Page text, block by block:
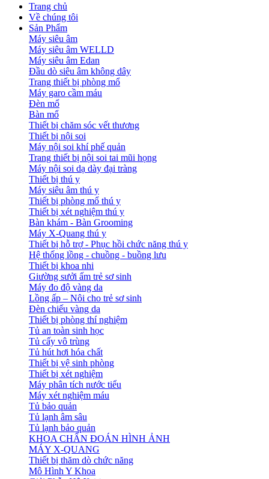
Trang chủ
Về chúng tôi
Sản Phẩm
Máy siêu âm
Máy siêu âm WELLD
Máy siêu âm Edan
Đầu dò siêu âm không dây
Trang thiết bị phòng mổ
Máy garo cầm máu
Đèn mổ
Bàn mổ
Thiết bị chăm sóc vết thương
Thiết bị nội soi
Máy nội soi khí phế quản
Trang thiết bị nội soi tai mũi họng
Máy nội soi dạ dày đại tràng
Thiết bị thú y
Máy siêu âm thú y
Thiết bị phòng mổ thú y
Thiết bị xét nghiệm thú y
Bàn khám - Bàn Grooming
Máy X-Quang thú y
Thiết bị hỗ trợ - Phục hồi chức năng thú y
Hệ thống lồng - chuồng - buồng lưu
Thiết bị khoa nhi
Giường sưởi ấm trẻ sơ sinh
Máy đo độ vàng da
Lồng ấp – Nôi cho trẻ sơ sinh
Đèn chiếu vàng da
Thiết bị phòng thí nghiệm
Tủ an toàn sinh học
Tủ cấy vô trùng
Tủ hút hơi hóa chất
Thiết bị vệ sinh phòng
Thiết bị xét nghiệm
Máy phân tích nước tiểu
Máy xét nghiệm máu
Tủ bảo quản
Tủ lạnh âm sâu
Tủ lạnh bảo quản
KHOA CHẨN ĐOÁN HÌNH ẢNH
MÁY X-QUANG
Thiết bị thăm dò chức năng
Mô Hình Y Khoa